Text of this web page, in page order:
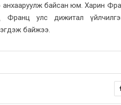
байсан юм. Харин
Франц улс дижитал
байжээ.